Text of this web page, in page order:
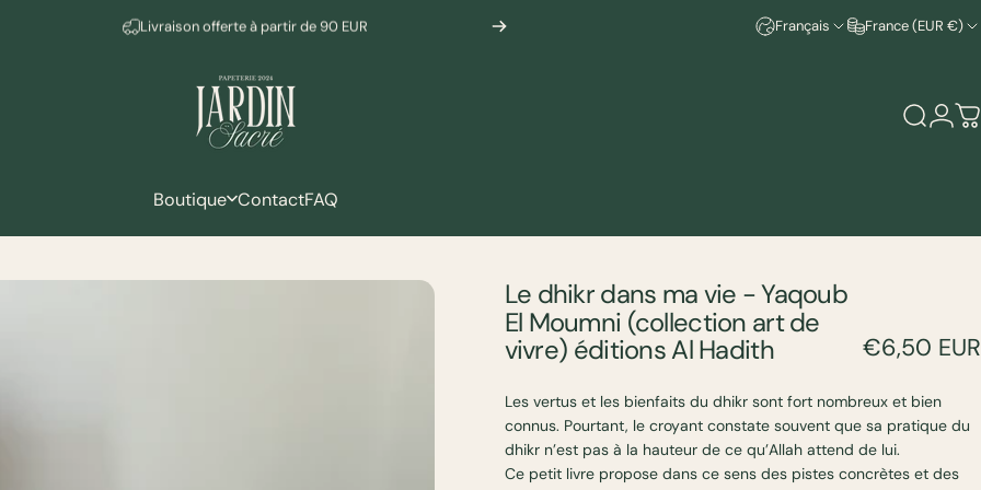
Abonnement newsletter = -10% Français France (EUR €)
Mudeen
Boutique ContactFAQ
Le dhikrdans mavie -Yaqoub
El Moumni (collection artde
vivre) éditionsAlHadith €6,50 EUR
Les vertus et les bienfaits du dhikr sont fort nombreux et bien
connus. Pourtant, le croyant constate souvent que sa pratique du
dhikr n’est pas à la hauteur de ce qu’Allah attend de lui.
Ce petit livre propose dans ce sens des pistes concrètes et des